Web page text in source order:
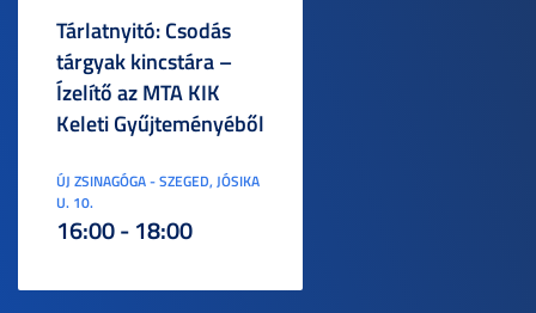
Tárlatnyitó: Csodás
tárgyak kincstára –
Ízelítő az MTA KIK
Keleti Gyűjteményéből
ÚJ ZSINAGÓGA - SZEGED, JÓSIKA
U. 10.
16:00 - 18:00